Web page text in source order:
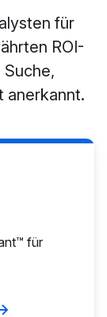
für
ROI-
Suche,
anerkannt.
für